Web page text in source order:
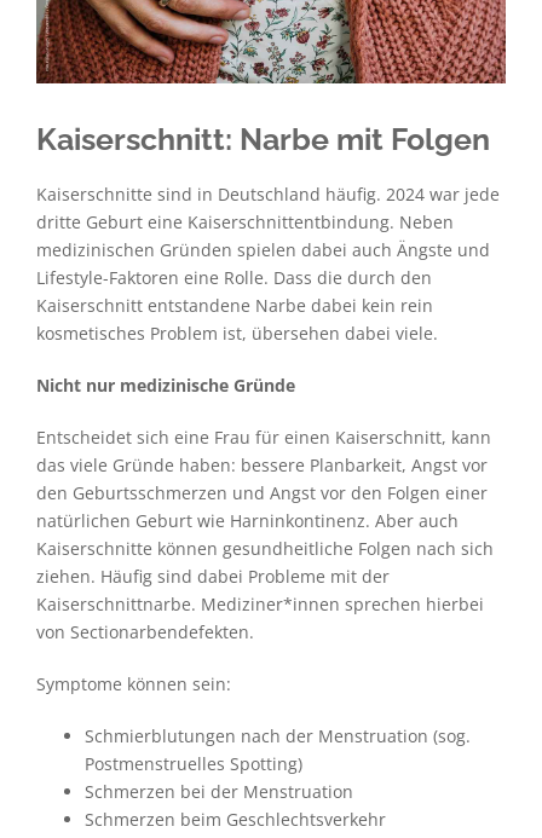
Kaiserschnitt: Narbe mit Folgen
Kaiserschnitte sind in Deutschland häufig. 2024 war jede
dritte Geburt eine Kaiserschnittentbindung. Neben
medizinischen Gründen spielen dabei auch Ängste und
Lifestyle-Faktoren eine Rolle. Dass die durch den
Kaiserschnitt entstandene Narbe dabei kein rein
kosmetisches Problem ist, übersehen dabei viele.
Nicht nur medizinische Gründe
Entscheidet sich eine Frau für einen Kaiserschnitt, kann
das viele Gründe haben: bessere Planbarkeit, Angst vor
den Geburtsschmerzen und Angst vor den Folgen einer
natürlichen Geburt wie Harninkontinenz. Aber auch
Kaiserschnitte können gesundheitliche Folgen nach sich
ziehen. Häufig sind dabei Probleme mit der
Kaiserschnittnarbe. Mediziner*innen sprechen hierbei
von Sectionarbendefekten.
Symptome können sein:
Schmierblutungen nach der Menstruation (sog.
Postmenstruelles Spotting)
Schmerzen bei der Menstruation
Schmerzen beim Geschlechtsverkehr